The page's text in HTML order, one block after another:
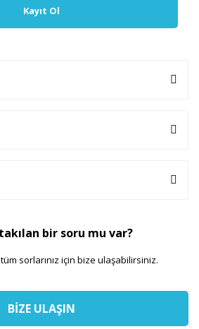
Kayıt Ol
bir soru mu var?
sorlarınız için bize ulaşabilirsiniz.
BİZE ULAŞIN